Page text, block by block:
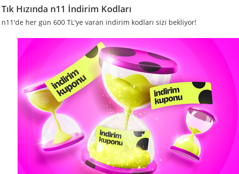
Tık Hızında n11 İndirim Kodları
n11'de her gün 600 TL'ye varan indirim kodları sizi bekliyor!